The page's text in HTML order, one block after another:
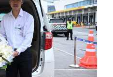
น้ำ
Paris 2024
โอลิมปิกเกมส์ ปารีส 2024